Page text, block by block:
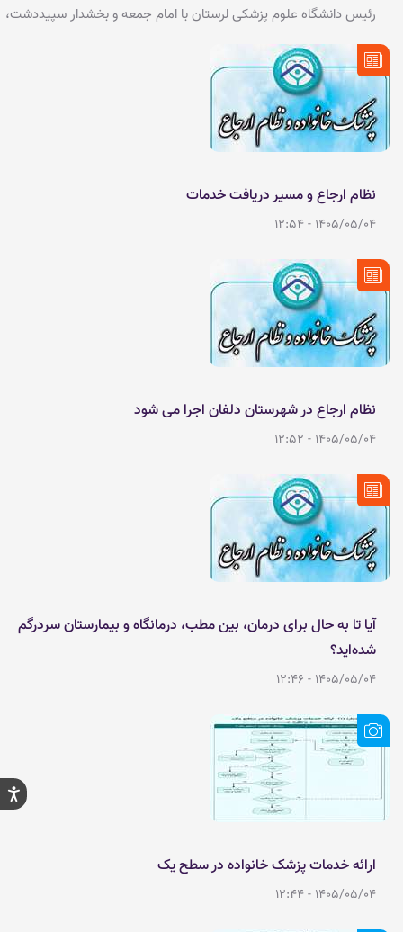
رئیس دانشگاه علوم پزشکی لرستان با امام جمعه و بخشدار سپیددشت،
نظام ارجاع و مسیر دریافت خدمات
1405/05/04 - 12:54
نظام ارجاع در شهرستان دلفان اجرا می شود
1405/05/04 - 12:52
آیا تا به حال برای درمان، بین مطب، درمانگاه و بیمارستان سردرگم
شده‌اید؟
1405/05/04 - 12:46
ارائه خدمات پزشک خانواده در سطح یک
1405/05/04 - 12:44